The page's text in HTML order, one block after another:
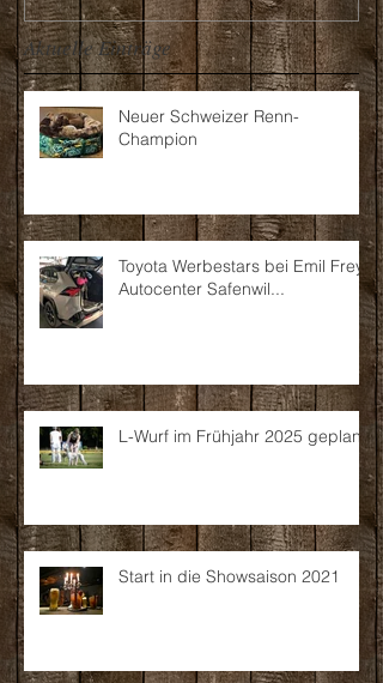
Aktuelle Einträge
Neuer Schweizer Renn-
Champion
Toyota Werbestars bei Emil Frey
Autocenter Safenwil...
L-Wurf im Frühjahr 2025 geplant
Start in die Showsaison 2021